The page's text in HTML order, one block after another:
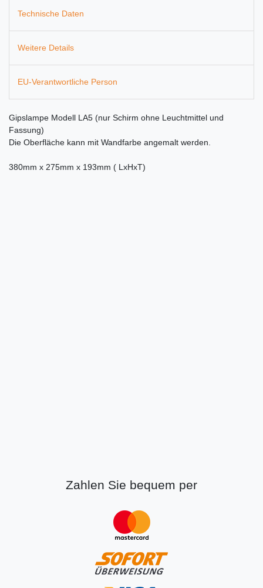
Technische Daten
Weitere Details
EU-Verantwortliche Person
Gipslampe Modell LA5 (nur Schirm ohne Leuchtmittel und
Fassung)
Die Oberfläche kann mit Wandfarbe angemalt werden.
380mm x 275mm x 193mm ( LxHxT)
Zahlen Sie bequem per